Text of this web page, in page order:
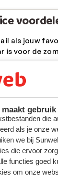
maakt
die
als je onze
we bij
die ervoor
functies goed
om onze
als jouw
is voor de
uit
die
voor de